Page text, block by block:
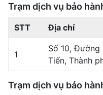
Trạm dịch vụ bảo
STT Địa chỉ
1
Số 10, Đường
Tiến, Thành
Trạm dịch vụ bảo